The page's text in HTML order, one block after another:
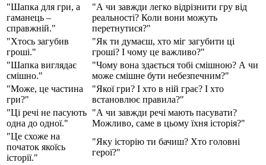
"Шапка для гри, а
гаманець –
справжній."
"А чи завжди легко відрізнити гру від
реальності? Коли вони можуть
перетнутися?"
"Хтось загубив
гроші."
"Як ти думаєш, хто міг загубити ці
гроші? І чому це важливо?"
"Шапка виглядає
смішно."
"Чому вона здається тобі смішною? А чи
може смішне бути небезпечним?"
"Може, це частина
гри?"
"Якої гри? І хто в ній грає? І хто
встановлює правила?"
"Ці речі не пасують
одна до одної."
"А чи завжди речі мають пасувати?
Можливо, саме в цьому їхня історія?"
"Це схоже на
початок якоїсь
історії."
"Яку історію ти бачиш? Хто головні
герої?"